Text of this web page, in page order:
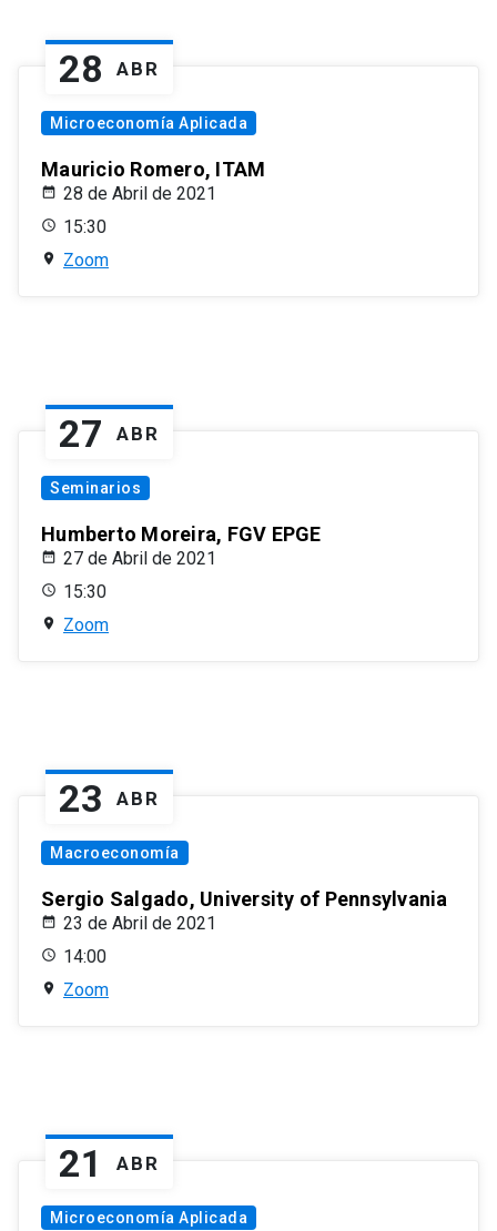
28 ABR
Microeconomía Aplicada
Mauricio Romero, ITAM
28 de Abril de 2021
15:30
Zoom
27 ABR
Seminarios
Humberto Moreira, FGV EPGE
27 de Abril de 2021
15:30
Zoom
23 ABR
Macroeconomía
Sergio Salgado, University of Pennsylvania
23 de Abril de 2021
14:00
Zoom
21 ABR
Microeconomía Aplicada